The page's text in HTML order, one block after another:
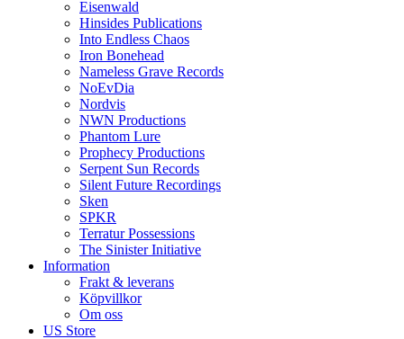
Eisenwald
Hinsides Publications
Into Endless Chaos
Iron Bonehead
Nameless Grave Records
NoEvDia
Nordvis
NWN Productions
Phantom Lure
Prophecy Productions
Serpent Sun Records
Silent Future Recordings
Sken
SPKR
Terratur Possessions
The Sinister Initiative
Information
Frakt & leverans
Köpvillkor
Om oss
US Store